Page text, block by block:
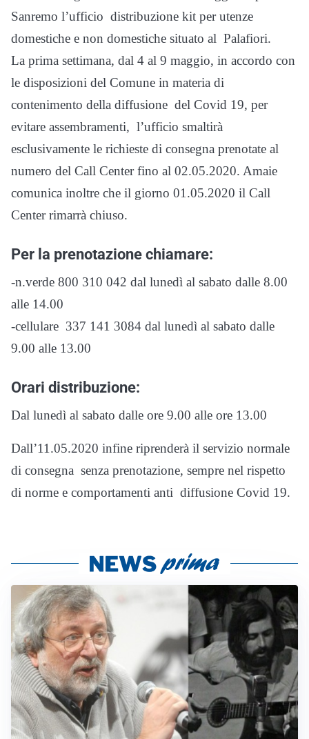
Sanremo l’ufficio distribuzione kit per utenze
domestiche e non domestiche situato al Palafiori.
La prima settimana, dal 4 al 9 maggio, in accordo con
le disposizioni del Comune in materia di
contenimento della diffusione del Covid 19, per
evitare assembramenti, l’ufficio smaltirà
esclusivamente le richieste di consegna prenotate al
numero del Call Center fino al 02.05.2020. Amaie
comunica inoltre che il giorno 01.05.2020 il Call
Center rimarrà chiuso.
Per la prenotazione chiamare:
-n.verde 800 310 042 dal lunedì al sabato dalle 8.00
alle 14.00
-cellulare 337 141 3084 dal lunedì al sabato dalle
9.00 alle 13.00
Orari distribuzione:
Dal lunedì al sabato dalle ore 9.00 alle ore 13.00
Dall’11.05.2020 infine riprenderà il servizio normale
di consegna senza prenotazione, sempre nel rispetto
di norme e comportamenti anti diffusione Covid 19.